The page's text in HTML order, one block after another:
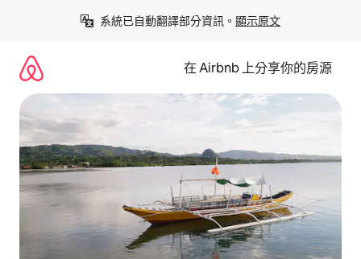
系統已自動翻譯部分資訊。 顯示原文
在 Airbnb 上分享你的房源